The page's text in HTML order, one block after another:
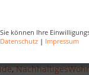
Sie können Ihre
Datenschutz | Impressum
Ihren
,